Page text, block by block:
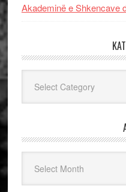
Akademinë e Shkencave